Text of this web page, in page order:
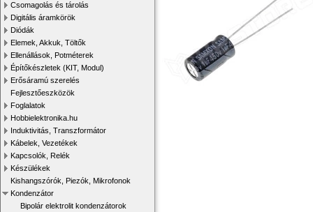
Csomagolás és tárolás
Digitális áramkörök
Diódák
Elemek, Akkuk, Töltők
Ellenállások, Potméterek
Építőkészletek (KIT, Modul)
Erősáramú szerelés
Fejlesztőeszközök
Foglalatok
Hobbielektronika.hu
Induktivitás, Transzformátor
Kábelek, Vezetékek
Kapcsolók, Relék
Készülékek
Kishangszórók, Piezók, Mikrofonok
Kondenzátor
Bipolár elektrolit kondenzátorok